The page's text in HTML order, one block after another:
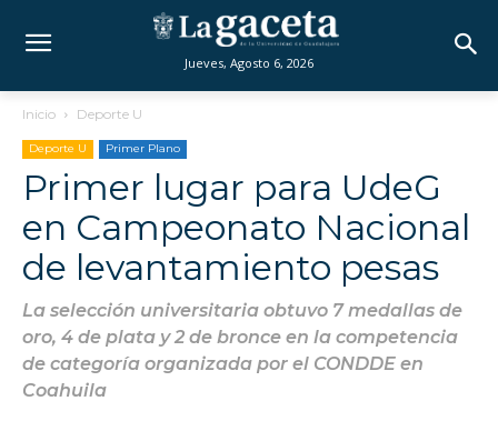
Jueves, Agosto 6, 2026
Inicio Deporte U
Deporte U Primer Plano
Primer lugar para UdeG
en Campeonato Nacional
de levantamiento pesas
La selección universitaria obtuvo 7 medallas de
oro, 4 de plata y 2 de bronce en la competencia
de categoría organizada por el CONDDE en
Coahuila